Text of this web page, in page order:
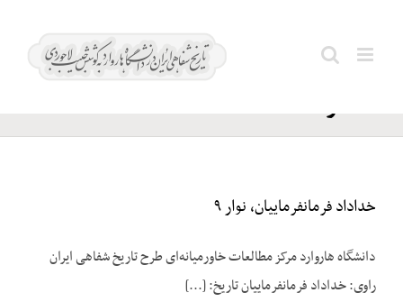
مقننه؛
مذاکرات
خداداد فرمانفرماییان، نوار ۹
دانشگاه هاروارد مرکز مطالعات خاورمیانه‌ای طرح تاریخ شفاهی ایران
راوی: خداداد فرمانفرماییان تاریخ: [...]